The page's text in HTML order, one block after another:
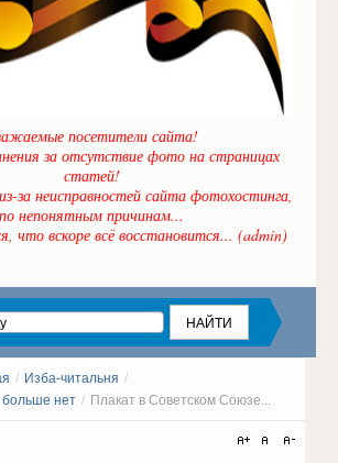
посетители сайта!
за отсутствие фото на страницах
статей!
за неисправностей сайта фотохостинга,
по непонятным причинам...
что вскоре всё восстановится... (admin)
/ Изба-читальня /
больше нет / Плакат в Советском Союзе...